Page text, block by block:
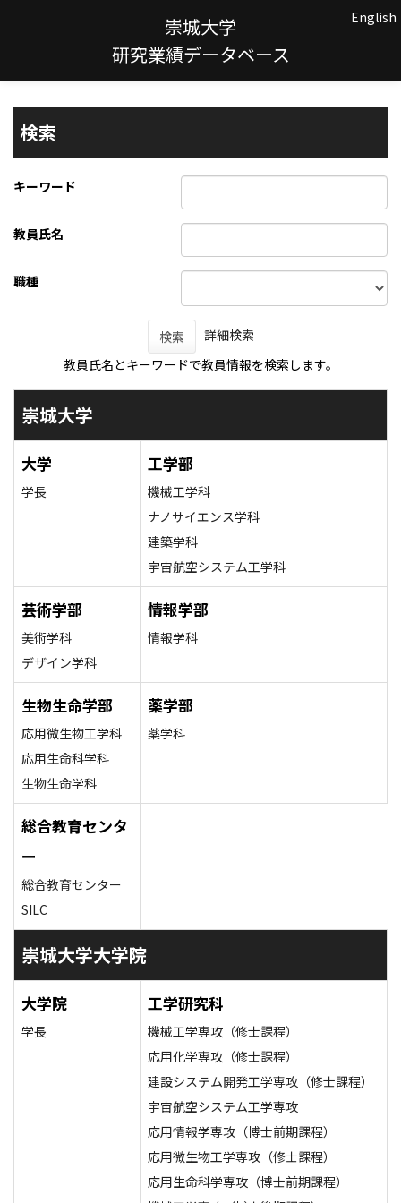
崇城大学
研究業績データベース
English
検索
キーワード
教員氏名
職種
検索
詳細検索
教員氏名とキーワードで教員情報を検索します。
崇城大学
大学
学長
工学部
機械工学科
ナノサイエンス学科
建築学科
宇宙航空システム工学科
芸術学部
美術学科
デザイン学科
情報学部
情報学科
生物生命学部
応用微生物工学科
応用生命科学科
生物生命学科
薬学部
薬学科
総合教育センタ
ー
総合教育センター
SILC
崇城大学大学院
大学院
学長
工学研究科
機械工学専攻（修士課程）
応用化学専攻（修士課程）
建設システム開発工学専攻（修士課程）
宇宙航空システム工学専攻
応用情報学専攻（博士前期課程）
応用微生物工学専攻（修士課程）
応用生命科学専攻（博士前期課程）